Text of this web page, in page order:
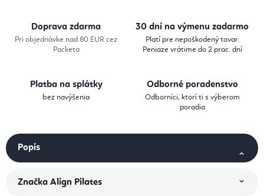
Doprava zdarma
Pri objednávke nad 80 EUR cez
Packeta
30 dní na výmenu zadarmo
Platí pre nepoškodený tovar.
Peniaze vrátime do 2 prac. dní
Platba na splátky
bez navýšenia
Odborné poradenstvo
Odborníci, ktorí ti s výberom
poradia
Popis
Značka Align Pilates